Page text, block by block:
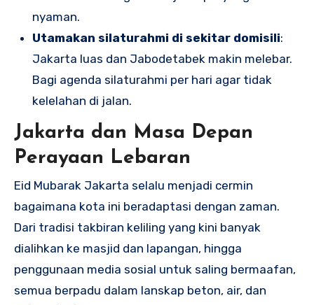
nyaman.
Utamakan silaturahmi di sekitar domisili:
Jakarta luas dan Jabodetabek makin melebar.
Bagi agenda silaturahmi per hari agar tidak
kelelahan di jalan.
Jakarta dan Masa Depan
Perayaan Lebaran
Eid Mubarak Jakarta selalu menjadi cermin
bagaimana kota ini beradaptasi dengan zaman.
Dari tradisi takbiran keliling yang kini banyak
dialihkan ke masjid dan lapangan, hingga
penggunaan media sosial untuk saling bermaafan,
semua berpadu dalam lanskap beton, air, dan